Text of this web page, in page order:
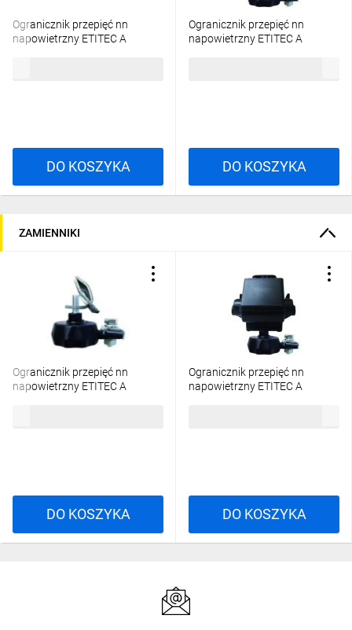
Ogranicznik przepięć nn
napowietrzny ETITEC A
DO KOSZYKA
Ogranicznik przepięć nn
napowietrzny ETITEC A
DO KOSZYKA
ZAMIENNIKI
Ogranicznik przepięć nn
napowietrzny ETITEC A
DO KOSZYKA
Ogranicznik przepięć nn
napowietrzny ETITEC A
DO KOSZYKA